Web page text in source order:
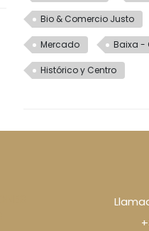
Bio & Comercio Justo
Mercado Baixa -
Histórico y Centro